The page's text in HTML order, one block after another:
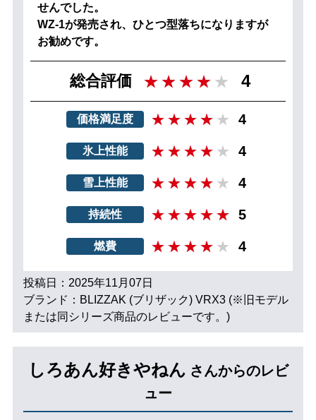
せんでした。
WZ-1が発売され、ひとつ型落ちになりますが
お勧めです。
総合評価 4
価格満足度 4
氷上性能 4
雪上性能 4
持続性 5
燃費 4
投稿日：2025年11月07日
ブランド：BLIZZAK (ブリザック) VRX3 (※旧モデル
または同シリーズ商品のレビューです。)
しろあん好きやねん さんからのレビ
ュー